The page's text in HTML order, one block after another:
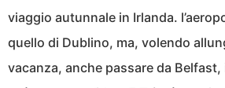
viaggio autunnale in Irlanda.
quello di Dublino, ma, volendo
vacanza, anche passare da